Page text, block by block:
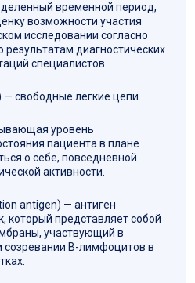
временной период,
возможности участия
исследовании согласно
результатам диагностических
специалистов.
— свободные легкие цепи.
уровень
пациента в плане
о себе, повседневной
активности.
antigen) — антиген
который представляет собой
участвующий в
B-лимфоцитов в